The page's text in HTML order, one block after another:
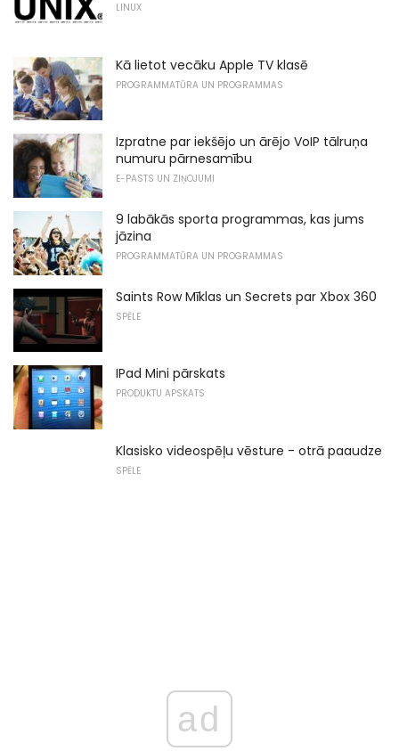
LINUX
Kā lietot vecāku Apple TV klasē
PROGRAMMATŪRA UN PROGRAMMAS
Izpratne par iekšējo un ārējo VoIP tālruņa
numuru pārnesamību
E-PASTS UN ZIŅOJUMI
9 labākās sporta programmas, kas jums
jāzina
PROGRAMMATŪRA UN PROGRAMMAS
Saints Row Mīklas un Secrets par Xbox 360
SPĒLE
IPad Mini pārskats
PRODUKTU APSKATS
Klasisko videospēļu vēsture - otrā paaudze
SPĒLE
ad